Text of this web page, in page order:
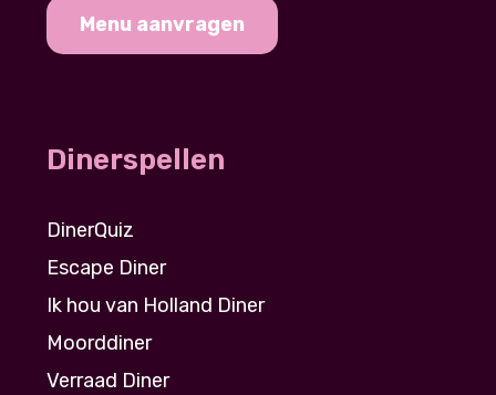
Menu aanvragen
Dinerspellen
DinerQuiz
Escape Diner
Ik hou van Holland Diner
Moorddiner
Verraad Diner